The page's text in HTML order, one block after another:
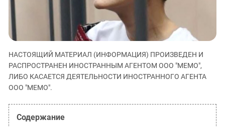
ЗАСТАВЛЯЕТ
КАВКАЗ ЗА ПАЛЕСТИНУ
ИНАКОМЫСЛИЕ В ЧЕЧНЕ
ПРЕСЛЕДОВАНИЕ АКТИВИСТОВ
МОБИЛИЗАЦИЯ И ПРОТЕСТЫ
Дагестан
Ингушетия
Кабардино-Балкария
Калмыкия
Карачаево-Черкесия
Краснодарский край
Российская Федерация
НАСТОЯЩИЙ МАТЕРИАЛ (ИНФОРМАЦИЯ) ПРОИЗВЕДЕН И
РАСПРОСТРАНЕН ИНОСТРАННЫМ АГЕНТОМ ООО "МЕМО",
ЛИБО КАСАЕТСЯ ДЕЯТЕЛЬНОСТИ ИНОСТРАННОГО АГЕНТА
ООО "МЕМО".